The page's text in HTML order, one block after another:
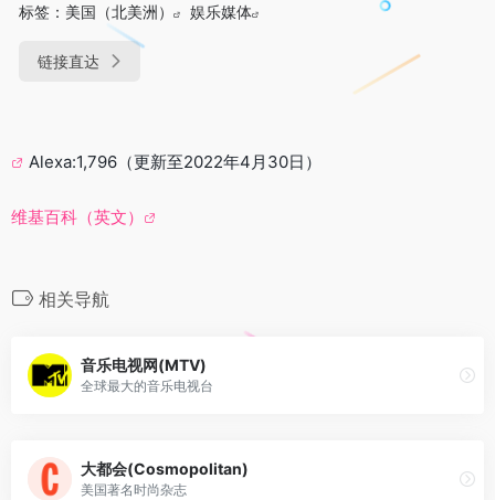
标签： 美国（北美洲） 娱乐媒体
链接直达
Alexa:1,796（更新至2022年4月30日）
维基百科（英文）
相关导航
音乐电视网(MTV)
全球最大的音乐电视台
大都会(Cosmopolitan)
美国著名时尚杂志